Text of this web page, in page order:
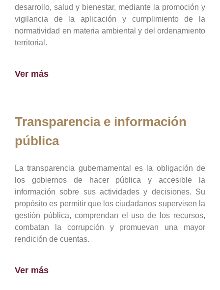
desarrollo, salud y bienestar, mediante la promoción y
vigilancia de la aplicación y cumplimiento de la
normatividad en materia ambiental y del ordenamiento
territorial.
Ver más
Transparencia e información
pública
La transparencia gubernamental es la obligación de
los gobiernos de hacer pública y accesible la
información sobre sus actividades y decisiones. Su
propósito es permitir que los ciudadanos supervisen la
gestión pública, comprendan el uso de los recursos,
combatan la corrupción y promuevan una mayor
rendición de cuentas.
Ver más